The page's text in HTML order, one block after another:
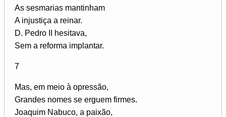
As sesmarias mantinham
A injustiça a reinar.
D. Pedro II hesitava,
Sem a reforma implantar.
7
Mas, em meio à opressão,
Grandes nomes se erguem firmes.
Joaquim Nabuco, a paixão,